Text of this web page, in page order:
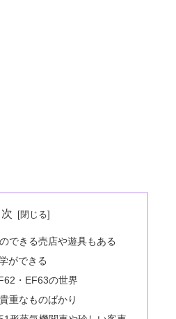
次
できる売店や遊具もある
ができる
・EF63の世界
重なものばかり